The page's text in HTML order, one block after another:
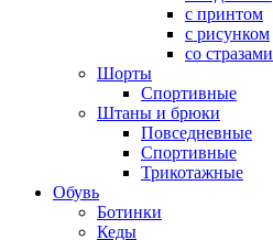
с принтом
с рисунком
со стразами
Шорты
Спортивные
Штаны и брюки
Повседневные
Спортивные
Трикотажные
Обувь
Ботинки
Кеды